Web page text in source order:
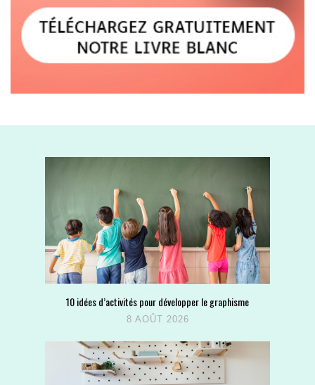
10 idées d’activités pour développer le graphisme
8 AOÛT 2026